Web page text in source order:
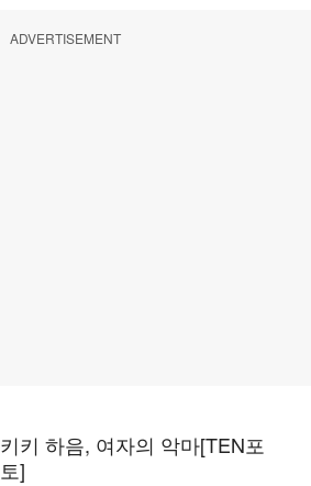
ADVERTISEMENT
키키 하음, 여자의 악마[TEN포
토]